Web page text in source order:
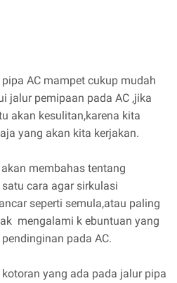
AC mampet cukup mudah
jalur pemipaan pada AC ,jika
akan kesulitan,karena kita
yang akan kita kerjakan.
membahas tentang
cara agar sirkulasi
seperti semula,atau paling
mengalami k ebuntuan yang
pada AC.
yang ada pada jalur pipa